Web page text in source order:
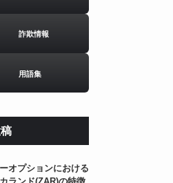
詐欺情報
用語集
オプションにおける